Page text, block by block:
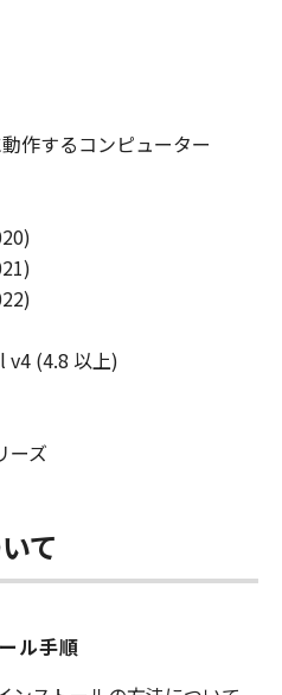
定める場合を除き、
権利もお客様に付与す
ん。
及びその複製物に係る
その内容によりキヤノ
ライセンサーに帰属し
提供されている場合、
が「許諾ソフトウエ
と言います）に物理的
保証します。当該保証
キヤノンは、「メディ
作するコンピューター
(4.8 以上)
ーズ
て
ル手順